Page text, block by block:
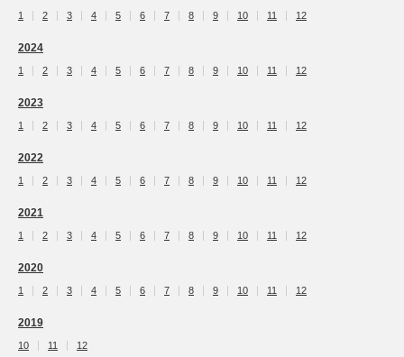
1 2 3 4 5 6 7 8 9 10 11 12
2024
1 2 3 4 5 6 7 8 9 10 11 12
2023
1 2 3 4 5 6 7 8 9 10 11 12
2022
1 2 3 4 5 6 7 8 9 10 11 12
2021
1 2 3 4 5 6 7 8 9 10 11 12
2020
1 2 3 4 5 6 7 8 9 10 11 12
2019
10 11 12